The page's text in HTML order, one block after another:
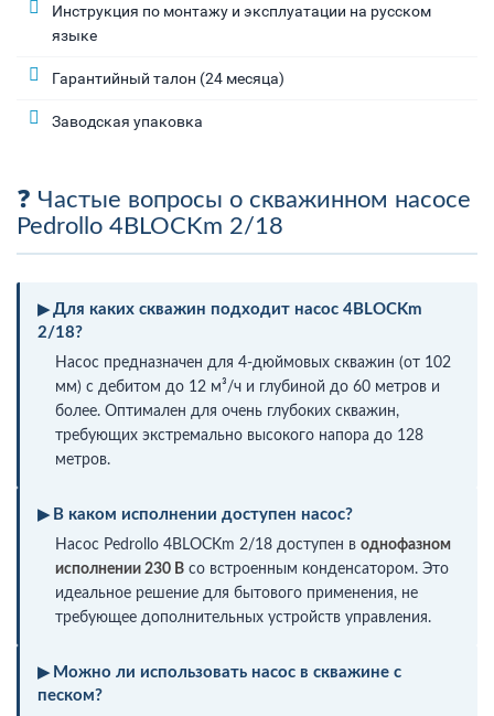
Инструкция по монтажу и эксплуатации на русском
языке
Гарантийный талон (24 месяца)
Заводская упаковка
Частые вопросы о скважинном насосе
Pedrollo 4BLOCKm 2/18
Для каких скважин подходит насос 4BLOCKm
2/18?
Насос предназначен для 4-дюймовых скважин (от 102
мм) с дебитом до 12 м³/ч и глубиной до 60 метров и
более. Оптимален для очень глубоких скважин,
требующих экстремально высокого напора до 128
метров.
В каком исполнении доступен насос?
Насос Pedrollo 4BLOCKm 2/18 доступен в однофазном
исполнении 230 В со встроенным конденсатором. Это
идеальное решение для бытового применения, не
требующее дополнительных устройств управления.
Можно ли использовать насос в скважине с
песком?